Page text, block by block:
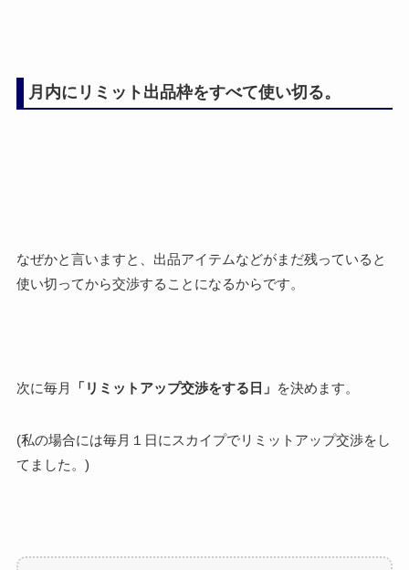
月内にリミット出品枠をすべて使い切る。
なぜかと言いますと、出品アイテムなどがまだ残っていると
使い切ってから交渉することになるからです。
次に毎月 「リミットアップ交渉をする日」 を決めます。
(私の場合には毎月１日にスカイプでリミットアップ交渉をし
てました。)